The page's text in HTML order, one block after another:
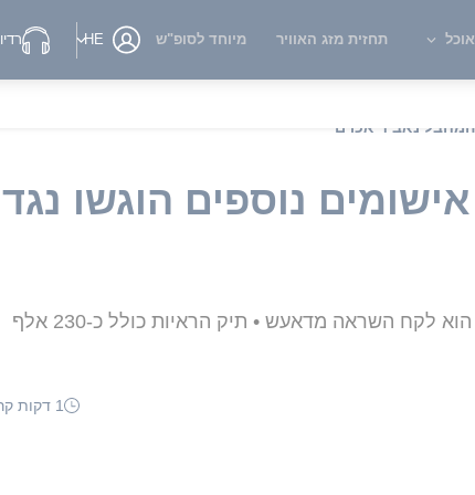
אוכל תחזית מזג האוויר מיוחד לסופ"ש HE רדיו
הפיגוע במסיבת חנוכה בסידני: 19 אישומים נוספים הוגשו נגד
מניין האישומים נגד המחבל בן ה-24 זינק ל-78, ומהחקירה עולה כי הטבח הוא לקח השראה מדאעש • תיק הראיות כולל כ-230 אלף
1 דקות קריאה